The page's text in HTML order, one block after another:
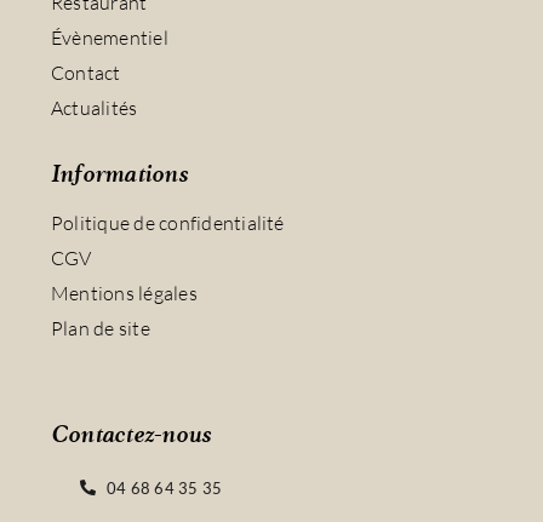
Évènementiel
Contact
Actualités
Informations
Politique de confidentialité
CGV
Mentions légales
Plan de site
Contactez-nous
04 68 64 35 35